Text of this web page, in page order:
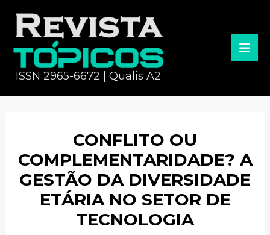
ISSN 2965-6672 | Qualis A2
CONFLITO OU
COMPLEMENTARIDADE? A
GESTÃO DA DIVERSIDADE
ETÁRIA NO SETOR DE
TECNOLOGIA